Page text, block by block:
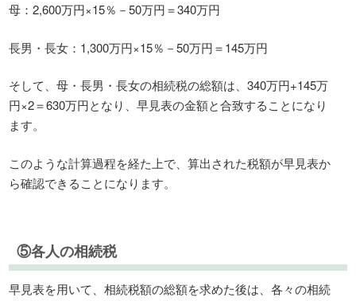
母：2,600万円×15％－50万円＝340万円
長男・長女：1,300万円×15％－50万円＝145万円
そして、母・長男・長女の相続税の総額は、340万円+145万
円×2＝630万円となり、早見表の金額と合致することになり
ます。
このような計算過程を経た上で、算出された税額が早見表か
ら確認できることになります。
⑤各人の相続税
早見表を用いて、相続税額の総額を求めた後は、各々の相続